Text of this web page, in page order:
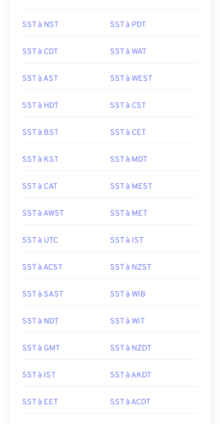
SST à NST SST à PDT
SST à CDT SST à WAT
SST à AST SST à WEST
SST à HDT SST à CST
SST à BST SST à CET
SST à KST SST à MDT
SST à CAT SST à MEST
SST à AWST SST à MET
SST à UTC SST à IST
SST à ACST SST à NZST
SST à SAST SST à WIB
SST à NDT SST à WIT
SST à GMT SST à NZDT
SST à IST SST à AKDT
SST à EET SST à ACDT